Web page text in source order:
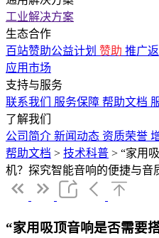
工业解决方案
生态合作
百站赞助公益计划 赞助 推广返
应用市场
支持与服务
联系我们
服务保障 帮助文档
了解我们
公司简介 新闻动态 资质荣誉
帮助文档 > 技术科普 > “家用
机？探究智能音响的便捷与音
“家用吸顶音响是否需要